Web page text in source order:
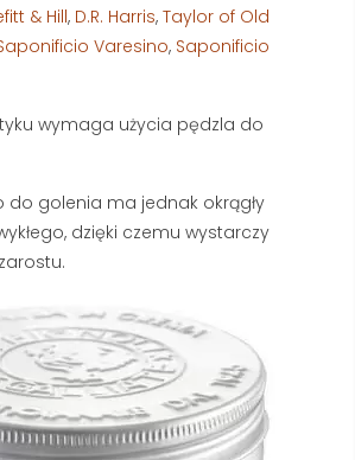
ZAPACH,
z
ŻYLETKI –
PORADNIK
Golenie maszynką na
sprawdzony sposób na
Czytaj dalej
& Hill, D.R. Harris, Taylor of Old
Varesino, Saponificio
wymaga użycia pędzla do
do golenia ma jednak okrągły
dzięki czemu wystarczy